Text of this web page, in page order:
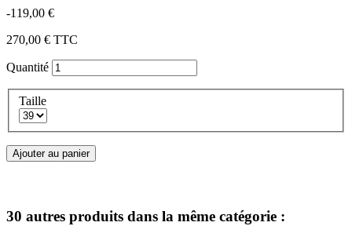
-119,00 €
270,00 € TTC
Quantité
Taille
Ajouter au panier
30 autres produits dans la même catégorie :